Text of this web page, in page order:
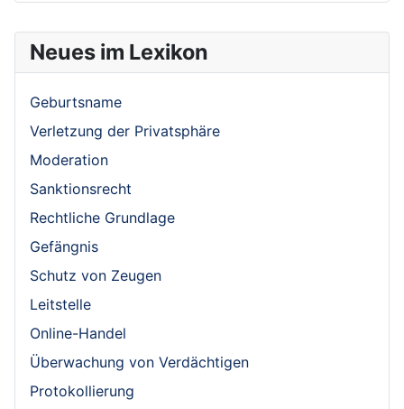
Neues im Lexikon
Geburtsname
Verletzung der Privatsphäre
Moderation
Sanktionsrecht
Rechtliche Grundlage
Gefängnis
Schutz von Zeugen
Leitstelle
Online-Handel
Überwachung von Verdächtigen
Protokollierung